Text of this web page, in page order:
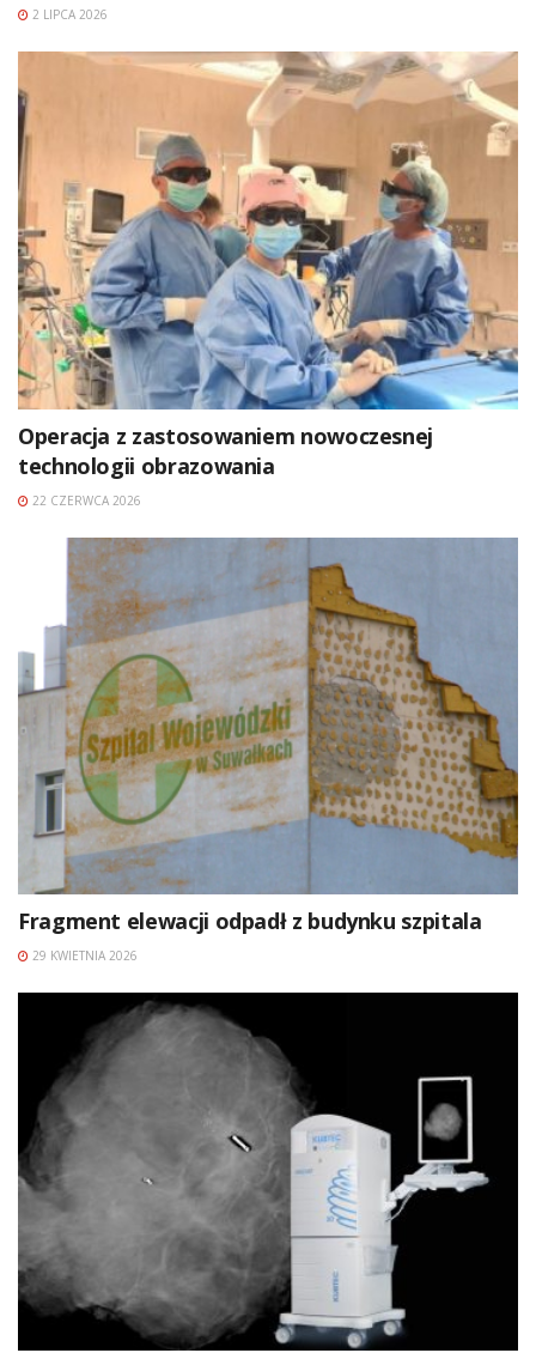
2 LIPCA 2026
Operacja z zastosowaniem nowoczesnej
technologii obrazowania
22 CZERWCA 2026
Fragment elewacji odpadł z budynku szpitala
29 KWIETNIA 2026